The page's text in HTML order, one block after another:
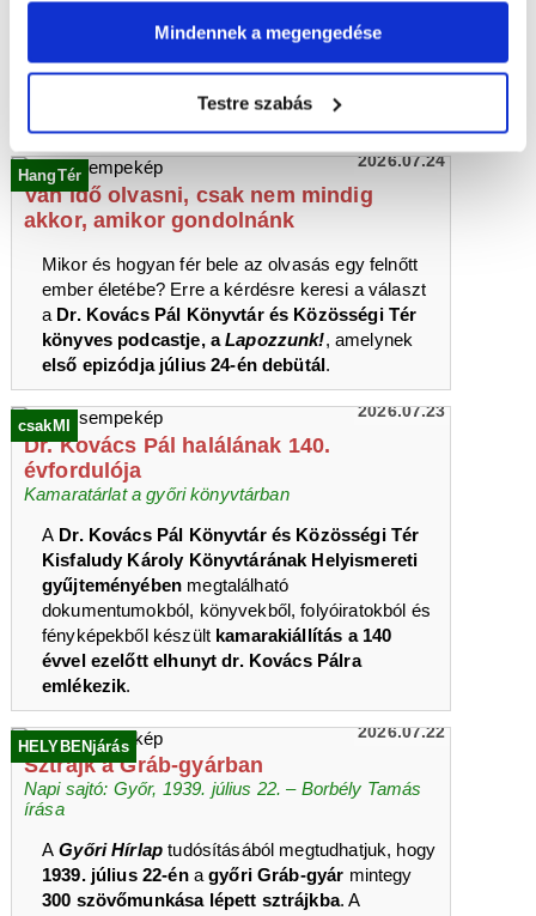
Mindennek a megengedése
Testre szabás
értesülhettek az olvasók, hogy ebben az évben
az Európai Unió bizottsága több magyar
Építészeti Örökség listájára.
HangTér
2026.07.24
Van idő olvasni, csak nem mindig
akkor, amikor gondolnánk
Mikor és hogyan fér bele az olvasás egy felnőtt
ember életébe? Erre a kérdésre keresi a választ
a Dr. Kovács Pál Könyvtár és Közösségi Tér
könyves podcastje, aLapozzunk!, amelynek
első epizódja július 24-én debütál.
csakMI
2026.07.23
Dr. Kovács Pál halálának 140.
évfordulója
Kamaratárlat a győri könyvtárban
A Dr. Kovács Pál Könyvtár és Közösségi Tér
Kisfaludy Károly Könyvtárának Helyismereti
gyűjteményében megtalálható
dokumentumokból, könyvekből, folyóiratokból és
fényképekből készült kamarakiállítás a 140
évvel ezelőtt elhunyt dr. Kovács Pálra
emlékezik.
HELYBENjárás
2026.07.22
Sztrájk a Gráb-gyárban
Napi sajtó: Győr, 1939. július 22. – Borbély Tamás
írása
AGyőri Hírlap tudósításából megtudhatjuk, hogy
1939. július 22-énagyőri Gráb-gyár mintegy
300 szövőmunkása lépett sztrájkba. A